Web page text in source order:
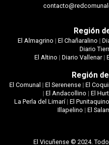
Región
El Almagrino | El Chañaralino |
Diario
El Altino | Diario Vallenar|
Región
El Comunal | El Serenense| El
| El Andacollino | El
La Perla del Limarí|El Punitaquino
Illapelino | El
El Vicuñense © 2024.